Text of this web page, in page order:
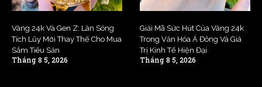
Vàng 24k Và Gen Z: Làn Sóng
Tích Lũy Mới Thay Thế Cho Mua
Sắm Tiêu Sản
Tháng 8 5, 2026
Giải Mã Sức Hút Của Vàng 24k
Trong Văn Hóa Á Đông Và Giá
Trị Kinh Tế Hiện Đại
Tháng 8 5, 2026